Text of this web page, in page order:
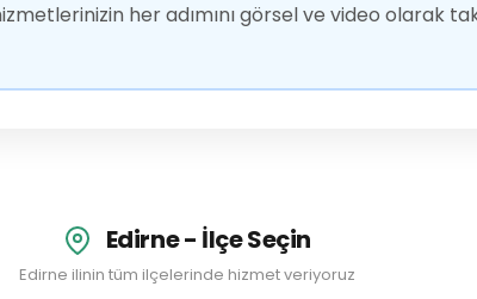
her adımını görsel ve video olarak
Edirne - İlçe Seçin
Edirne ilinin tüm ilçelerinde hizmet veriyoruz